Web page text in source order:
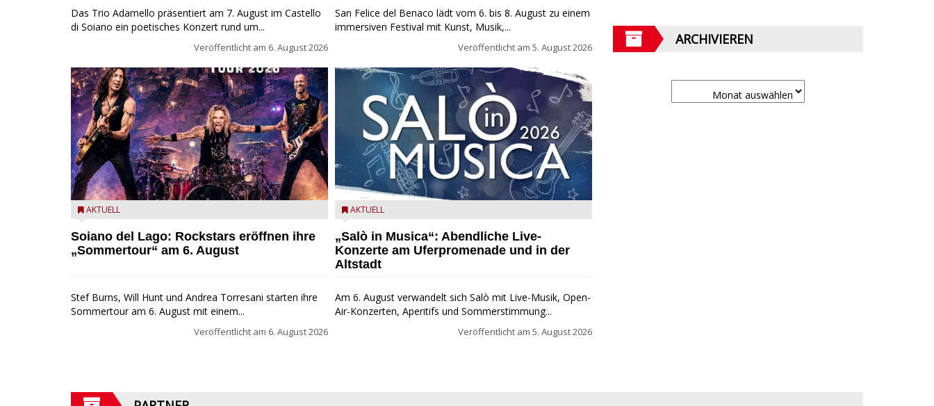
Das Trio Adamello präsentiert am 7. August im Castello
di Soiano ein poetisches Konzert rund um...
Veröffentlicht am 6. August 2026
Stef Burns, Will Hunt und Andrea Torresani im Summer
AKTUELL
Soiano del Lago: Rockstars eröffnen ihre
„Sommertour“ am 6. August
Stef Burns, Will Hunt und Andrea Torresani starten ihre
Sommertour am 6. August mit einem...
Veröffentlicht am 6. August 2026
San Felice del Benaco lädt vom 6. bis 8. August zu einem
immersiven Festival mit Kunst, Musik,...
Veröffentlicht am 5. August 2026
Salò in Musica 2026
AKTUELL
„Salò in Musica“: Abendliche Live-
Konzerte am Uferpromenade und in der
Altstadt
Am 6. August verwandelt sich Salò mit Live-Musik, Open-
Air-Konzerten, Aperitifs und Sommerstimmung...
Veröffentlicht am 5. August 2026
ARCHIVIEREN